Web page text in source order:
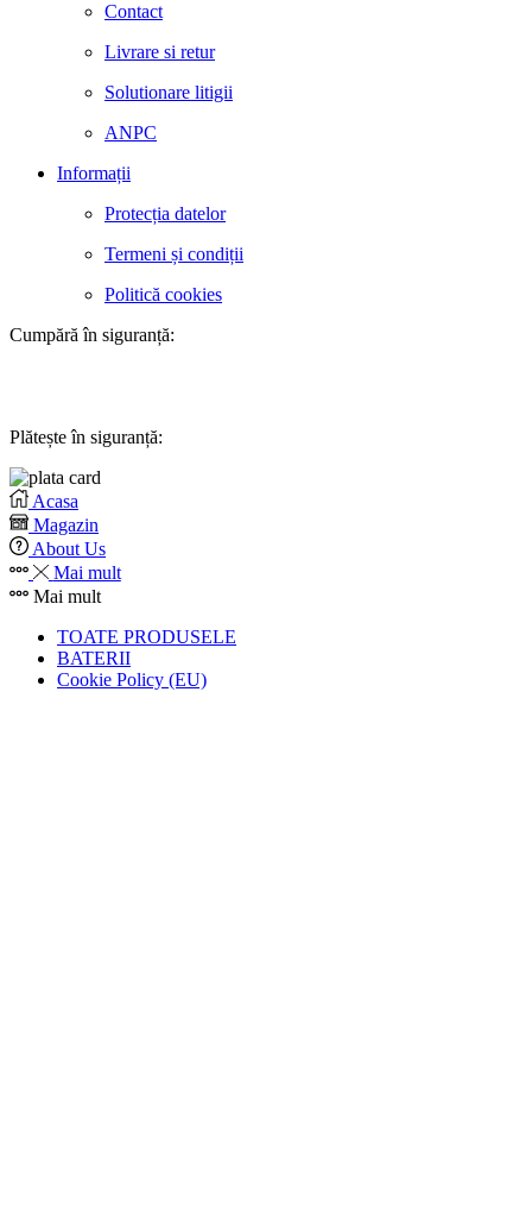
Contact
Livrare si retur
Solutionare litigii
ANPC
Informații
Protecția datelor
Termeni și condiții
Politică cookies
Cumpără în siguranță:
Plătește în siguranță:
Acasa
Magazin
About Us
Mai mult
Mai mult
TOATE PRODUSELE
BATERII
Cookie Policy (EU)